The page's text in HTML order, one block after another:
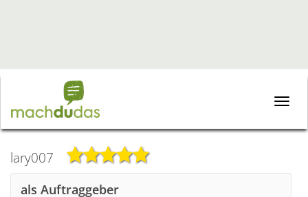
Toggle
lary007
als Auftraggeber